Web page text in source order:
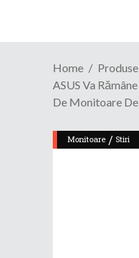
Home Produse
ASUS Va
De Monitoare
Monitoare / Stiri